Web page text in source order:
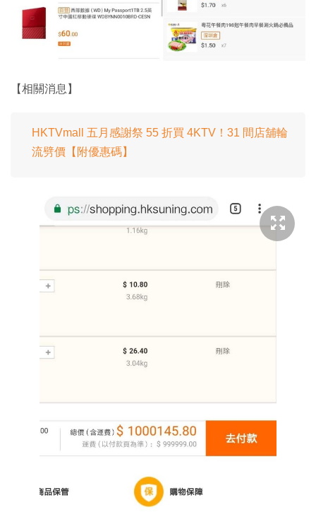
【相關消息】
HKTVmall 五月感謝祭 55 折買 4KTV！31 間店舖輪
流劈價【附優惠碼】